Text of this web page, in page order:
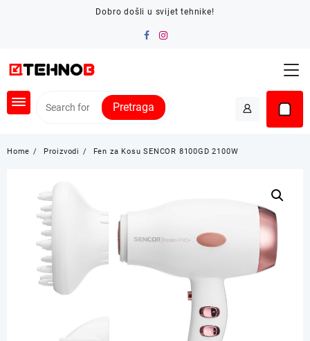
Dobro došli u svijet tehnike!
Pretraga
Home Proizvodi Fen za Kosu SENCOR 8100GD 2100W